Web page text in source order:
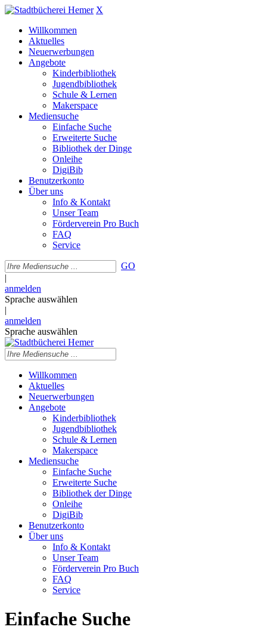
X
Willkommen
Aktuelles
Neuerwerbungen
Angebote
Kinderbibliothek
Jugendbibliothek
Schule & Lernen
Makerspace
Mediensuche
Einfache Suche
Erweiterte Suche
Bibliothek der Dinge
Onleihe
DigiBib
Benutzerkonto
Über uns
Info & Kontakt
Unser Team
Förderverein Pro Buch
FAQ
Service
GO
|
anmelden
Sprache auswählen
|
anmelden
Sprache auswählen
Willkommen
Aktuelles
Neuerwerbungen
Angebote
Kinderbibliothek
Jugendbibliothek
Schule & Lernen
Makerspace
Mediensuche
Einfache Suche
Erweiterte Suche
Bibliothek der Dinge
Onleihe
DigiBib
Benutzerkonto
Über uns
Info & Kontakt
Unser Team
Förderverein Pro Buch
FAQ
Service
Einfache Suche